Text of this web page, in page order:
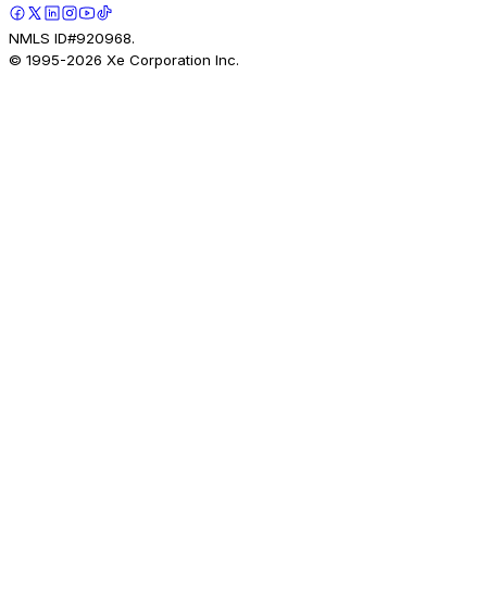
NMLS ID#920968.
© 1995-2026 Xe Corporation Inc.